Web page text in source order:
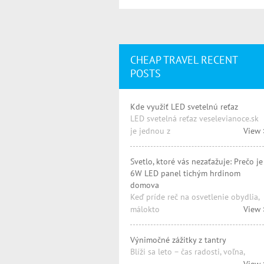
CHEAP TRAVEL RECENT
POSTS
Kde využiť LED svetelnú reťaz
LED svetelná reťaz veselevianoce.sk
je jednou z
View
Svetlo, ktoré vás nezaťažuje: Prečo je
6W LED panel tichým hrdinom
domova
Keď príde reč na osvetlenie obydlia,
málokto
View
Výnimočné zážitky z tantry
Blíži sa leto – čas radosti, voľna,